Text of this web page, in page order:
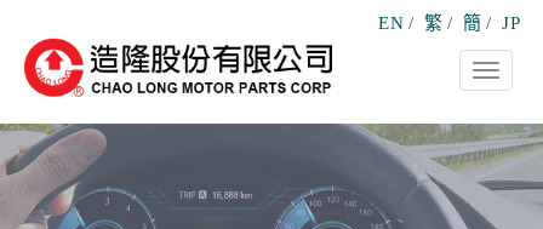
EN / 繁 / 簡 / JP
Toggle